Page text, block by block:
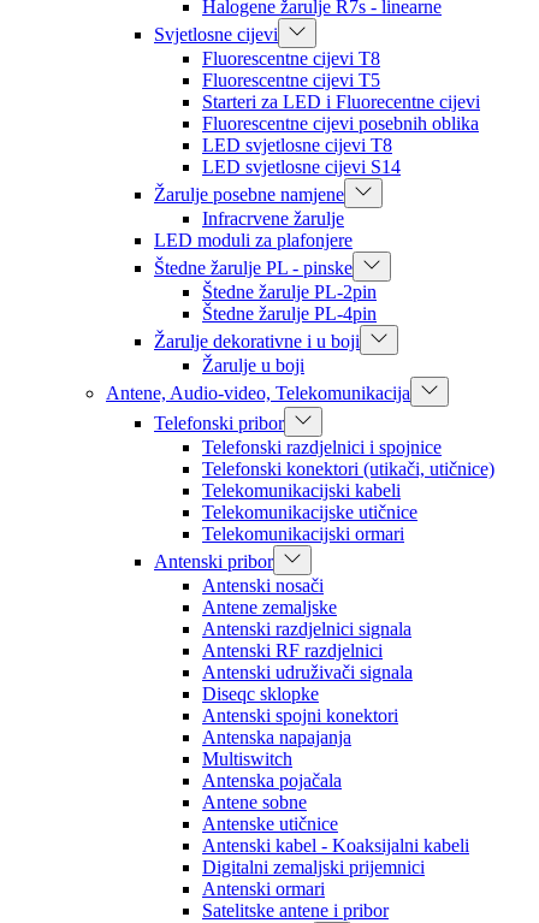
Halogene žarulje R7s - linearne
Svjetlosne cijevi
Fluorescentne cijevi T8
Fluorescentne cijevi T5
Starteri za LED i Fluorecentne cijevi
Fluorescentne cijevi posebnih oblika
LED svjetlosne cijevi T8
LED svjetlosne cijevi S14
Žarulje posebne namjene
Infracrvene žarulje
LED moduli za plafonjere
Štedne žarulje PL - pinske
Štedne žarulje PL-2pin
Štedne žarulje PL-4pin
Žarulje dekorativne i u boji
Žarulje u boji
Antene, Audio-video, Telekomunikacija
Telefonski pribor
Telefonski razdjelnici i spojnice
Telefonski konektori (utikači, utičnice)
Telekomunikacijski kabeli
Telekomunikacijske utičnice
Telekomunikacijski ormari
Antenski pribor
Antenski nosači
Antene zemaljske
Antenski razdjelnici signala
Antenski RF razdjelnici
Antenski udruživači signala
Diseqc sklopke
Antenski spojni konektori
Antenska napajanja
Multiswitch
Antenska pojačala
Antene sobne
Antenske utičnice
Antenski kabel - Koaksijalni kabeli
Digitalni zemaljski prijemnici
Antenski ormari
Satelitske antene i pribor